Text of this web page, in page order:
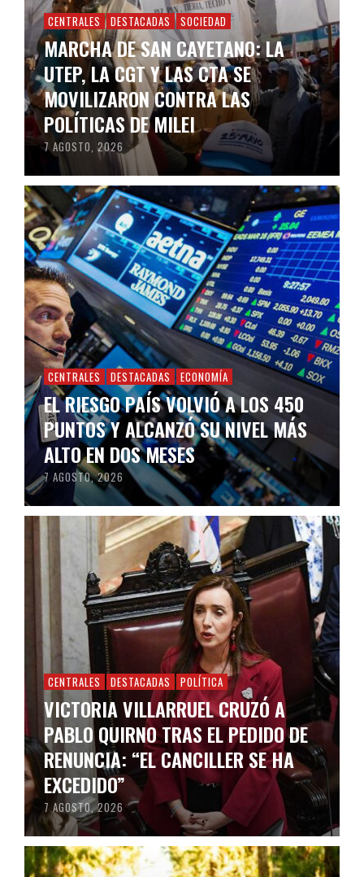
CENTRALES DESTACADAS SOCIEDAD
MARCHA DE SAN CAYETANO: LA
UTEP, LA CGT Y LAS CTA SE
MOVILIZARON CONTRA LAS
POLÍTICAS DE MILEI
7 AGOSTO, 2026
CENTRALES DESTACADAS ECONOMÍA
EL RIESGO PAÍS VOLVIÓ A LOS 450
PUNTOS Y ALCANZÓ SU NIVEL MÁS
ALTO EN DOS MESES
7 AGOSTO, 2026
CENTRALES DESTACADAS POLÍTICA
VICTORIA VILLARRUEL CRUZÓ A
PABLO QUIRNO TRAS EL PEDIDO DE
RENUNCIA: “EL CANCILLER SE HA
EXCEDIDO”
7 AGOSTO, 2026